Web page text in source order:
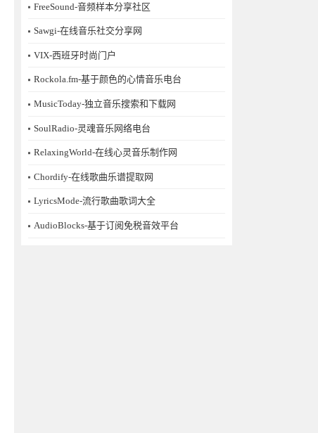
FreeSound-音频样本分享社区
Sawgi-在线音乐社交分享网
​VIX-西班牙时尚门户
Rockola.fm-基于颜色的心情音乐电台
MusicToday-独立音乐搜索和下载网
SoulRadio-灵魂音乐网络电台
RelaxingWorld-在线心灵音乐制作网
Chordify-在线歌曲乐谱提取网
LyricsMode-流行歌曲歌词大全
AudioBlocks-基于订阅免税音效平台